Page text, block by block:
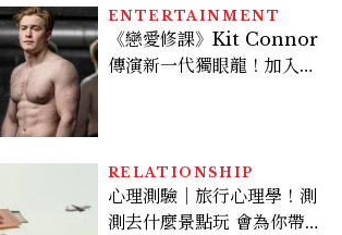
ENTERTAINMENT
《戀愛修課》Kit Connor
傳演新一代獨眼龍！加入新
RELATIONSHIP
心理測驗｜旅行心理學！測
測去什麼景點玩 會為你帶來